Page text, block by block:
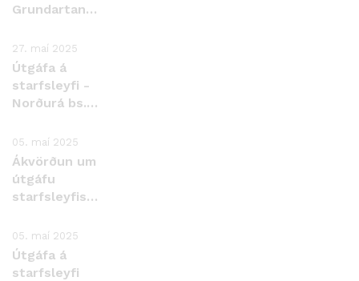
Grundartanga
27. maí 2025
Útgáfa á
starfsleyfi -
Norðurá bs.
Stekkjarvík
05. maí 2025
Ákvörðun um
útgáfu
starfsleyfis
hf. á
Hellisheiði og
undanþága
05. maí 2025
Útgáfa á
starfsleyfi